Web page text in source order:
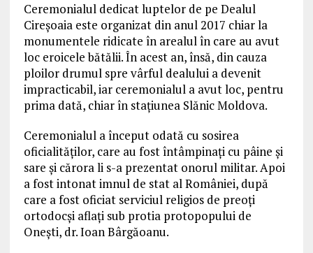
Ceremonialul dedicat luptelor de pe Dealul
Cireșoaia este organizat din anul 2017 chiar la
monumentele ridicate în arealul în care au avut
loc eroicele bătălii. În acest an, însă, din cauza
ploilor drumul spre vârful dealului a devenit
impracticabil, iar ceremonialul a avut loc, pentru
prima dată, chiar în stațiunea Slănic Moldova.
Ceremonialul a început odată cu sosirea
oficialităților, care au fost întâmpinați cu pâine și
sare și cărora li s-a prezentat onorul militar. Apoi
a fost intonat imnul de stat al României, după
care a fost oficiat serviciul religios de preoți
ortodocși aflați sub protia protopopului de
Onești, dr. Ioan Bârgăoanu.